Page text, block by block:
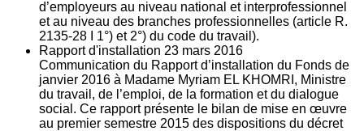
d’employeurs au niveau national et interprofessionnel
et au niveau des branches professionnelles (article R.
2135‐28 I 1°) et 2°) du code du travail).
Rapport d'installation 23 mars 2016
Communication du Rapport d’installation du Fonds de
janvier 2016 à Madame Myriam EL KHOMRI, Ministre
du travail, de l’emploi, de la formation et du dialogue
social. Ce rapport présente le bilan de mise en œuvre
au premier semestre 2015 des dispositions du décret